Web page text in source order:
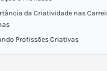
da Criatividade nas
Profissões Criativas